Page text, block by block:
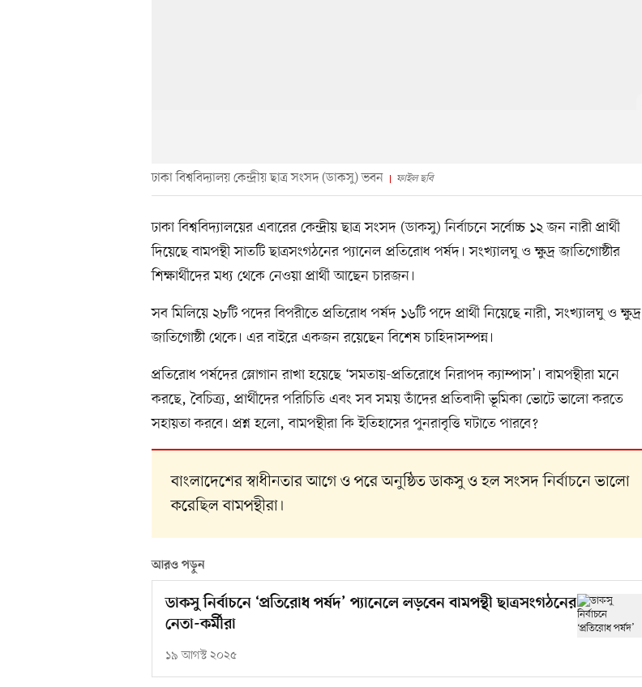
ঢাকা বিশ্ববিদ্যালয় কেন্দ্রীয় ছাত্র সংসদ (ডাকসু) ভবন ফাইল ছবি
ঢাকা বিশ্ববিদ্যালয়ের এবারের কেন্দ্রীয় ছাত্র সংসদ (ডাকসু) নির্বাচনে সর্বোচ্চ ১২ জন নারী প্রার্থী
দিয়েছে বামপন্থী সাতটি ছাত্রসংগঠনের প্যানেল প্রতিরোধ পর্ষদ। সংখ্যালঘু ও ক্ষুদ্র জাতিগোষ্ঠীর
শিক্ষার্থীদের মধ্য থেকে নেওয়া প্রার্থী আছেন চারজন।
সব মিলিয়ে ২৮টি পদের বিপরীতে প্রতিরোধ পর্ষদ ১৬টি পদে প্রার্থী নিয়েছে নারী, সংখ্যালঘু ও ক্ষুদ্র
জাতিগোষ্ঠী থেকে। এর বাইরে একজন রয়েছেন বিশেষ চাহিদাসম্পন্ন।
প্রতিরোধ পর্ষদের স্লোগান রাখা হয়েছে ‘সমতায়-প্রতিরোধে নিরাপদ ক্যাম্পাস’। বামপন্থীরা মনে
করছে, বৈচিত্র্য, প্রার্থীদের পরিচিতি এবং সব সময় তাঁদের প্রতিবাদী ভূমিকা ভোটে ভালো করতে
সহায়তা করবে। প্রশ্ন হলো, বামপন্থীরা কি ইতিহাসের পুনরাবৃত্তি ঘটাতে পারবে?
বাংলাদেশের স্বাধীনতার আগে ও পরে অনুষ্ঠিত ডাকসু ও হল সংসদ নির্বাচনে ভালো
করেছিল বামপন্থীরা।
আরও পড়ুন
ডাকসু নির্বাচনে ‘প্রতিরোধ পর্ষদ’ প্যানেলে লড়বেন বামপন্থী ছাত্রসংগঠনের
নেতা-কর্মীরা
১৯ আগস্ট ২০২৫